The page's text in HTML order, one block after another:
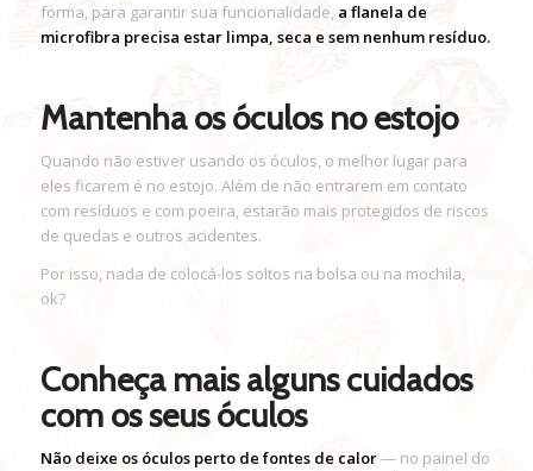
forma, para garantir sua funcionalidade,a flanela de
microfibra precisa estar limpa, seca e sem nenhum resíduo.
Mantenha os óculos no estojo
Quando não estiver usando os óculos, o melhor lugar para
eles ficarem é no estojo. Além de não entrarem em contato
com resíduos e com poeira, estarão mais protegidos de riscos
de quedas e outros acidentes.
Por isso, nada de colocá-los soltos na bolsa ou na mochila,
ok?
Conheça mais alguns cuidados
com os seus óculos
Não deixe os óculos perto de fontes de calor— no painel do